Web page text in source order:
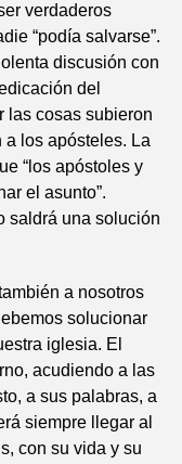
verdaderos
“podía salvarse”.
discusión con
del
las cosas subieron
los apósteles. La
“los apóstoles y
el asunto”.
saldrá una solución
a nosotros
solucionar
iglesia. El
acudiendo a las
a sus palabras, a
siempre llegar al
con su vida y su